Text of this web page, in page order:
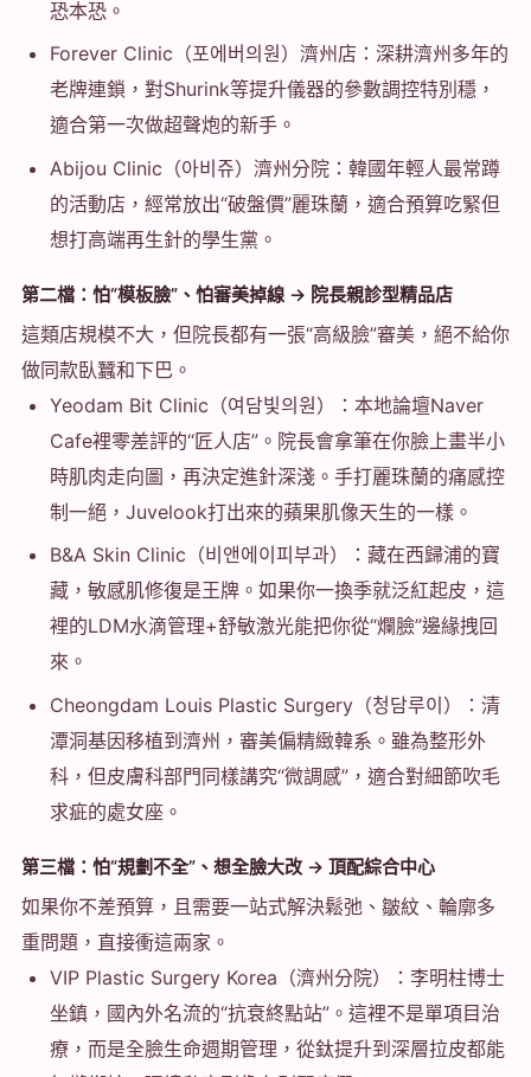
恐本恐。
Forever Clinic（포에버의원）濟州店：深耕濟州多年的
老牌連鎖，對Shurink等提升儀器的參數調控特別穩，
適合第一次做超聲炮的新手。
Abijou Clinic（아비쥬）濟州分院：韓國年輕人最常蹲
的活動店，經常放出“破盤價”麗珠蘭，適合預算吃緊但
想打高端再生針的學生黨。
第二檔：怕“模板臉”、怕審美掉線 → 院長親診型精品店
這類店規模不大，但院長都有一張“高級臉”審美，絕不給你
做同款臥蠶和下巴。
Yeodam Bit Clinic（여담빛의원）：本地論壇Naver
Cafe裡零差評的“匠人店”。院長會拿筆在你臉上畫半小
時肌肉走向圖，再決定進針深淺。手打麗珠蘭的痛感控
制一絕，Juvelook打出來的蘋果肌像天生的一樣。
B&A Skin Clinic（비앤에이피부과）：藏在西歸浦的寶
藏，敏感肌修復是王牌。如果你一換季就泛紅起皮，這
裡的LDM水滴管理+舒敏激光能把你從“爛臉”邊緣拽回
來。
Cheongdam Louis Plastic Surgery（청담루이）：清
潭洞基因移植到濟州，審美偏精緻韓系。雖為整形外
科，但皮膚科部門同樣講究“微調感”，適合對細節吹毛
求疵的處女座。
第三檔：怕“規劃不全”、想全臉大改 → 頂配綜合中心
如果你不差預算，且需要一站式解決鬆弛、皺紋、輪廓多
重問題，直接衝這兩家。
VIP Plastic Surgery Korea（濟州分院）：李明柱博士
坐鎮，國內外名流的“抗衰終點站”。這裡不是單項目治
療，而是全臉生命週期管理，從鈦提升到深層拉皮都能